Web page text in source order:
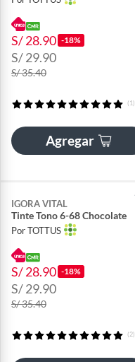
S/ 28.90 -18%
S/ 29.90
S/ 35.40
(1)
Agregar
IGORA VITAL
Tinte Tono 6-68 Chocolate
Por TOTTUS
S/ 28.90 -18%
S/ 29.90
S/ 35.40
(2)